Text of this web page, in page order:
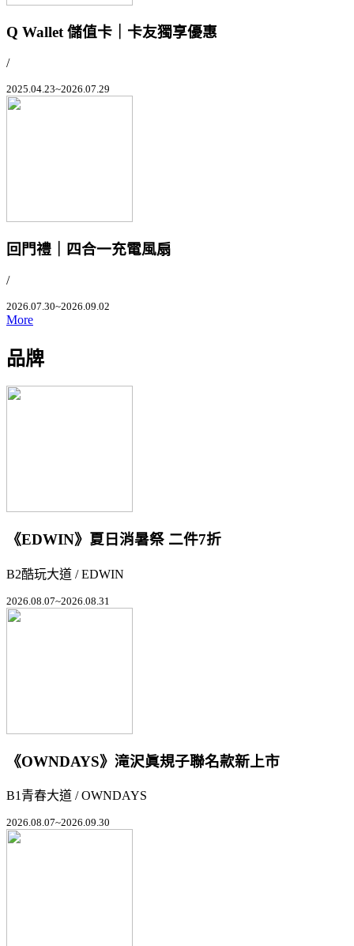
Q Wallet 儲值卡｜卡友獨享優惠
/
2025.04.23~2026.07.29
回門禮｜四合一充電風扇
/
2026.07.30~2026.09.02
More
品牌
《EDWIN》夏日消暑祭 二件7折
B2酷玩大道 / EDWIN
2026.08.07~2026.08.31
《OWNDAYS》滝沢眞規子聯名款新上市
B1青春大道 / OWNDAYS
2026.08.07~2026.09.30